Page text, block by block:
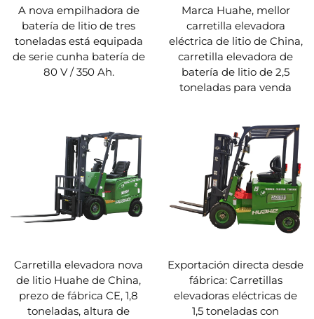
A nova empilhadora de
batería de litio de tres
toneladas está equipada
de serie cunha batería de
80 V / 350 Ah.
Marca Huahe, mellor
carretilla elevadora
eléctrica de litio de China,
carretilla elevadora de
batería de litio de 2,5
toneladas para venda
Carretilla elevadora nova
de litio Huahe de China,
prezo de fábrica CE, 1,8
toneladas, altura de
Exportación directa desde
fábrica: Carretillas
elevadoras eléctricas de
1,5 toneladas con